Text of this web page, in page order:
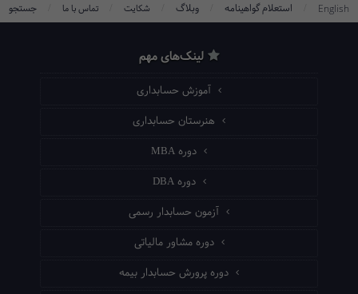
English استعلام گواهینامه وبلاگ شکایت تماس با ما جستجو
لینک‌های مهم
آموزش حسابداری
هنرستان حسابداری
دوره MBA
دوره DBA
آزمون حسابدار رسمی
دوره مشاور مالیاتی
دوره پرورش حسابدار بیمه